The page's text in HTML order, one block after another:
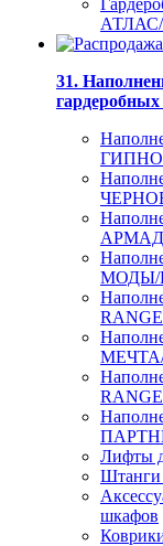
АТЛАС/
31.
МОДЫ/
RANGE
МЕЧТА/
RANGE
Лифты
Штанги
шкафов